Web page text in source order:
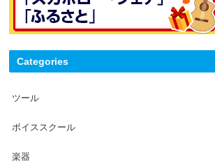
Categories
ツール
ボイススクール
楽器